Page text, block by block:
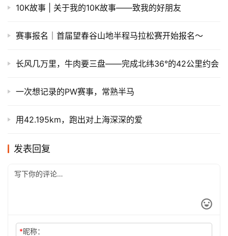
10K故事 | 关于我的10K故事——致我的好朋友
赛事报名｜首届望春谷山地半程马拉松赛开始报名～
长风几万里，牛肉要三盘——完成北纬36°的42公里约会
一次想记录的PW赛事，常熟半马
用42.195km，跑出对上海深深的爱
发表回复
*昵称：